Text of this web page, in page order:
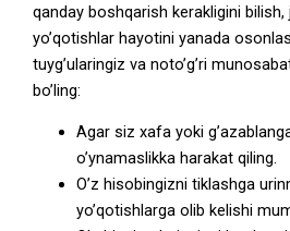
qanday boshqarish kerakligini
yo’qotishlar hayotini yanada
tuyg’ularingiz va noto’g’ri
bo’ling:
Agar siz xafa yoki
o’ynamaslikka harakat qiling.
O’z hisobingizni tiklashga
yo’qotishlarga olib kelishi